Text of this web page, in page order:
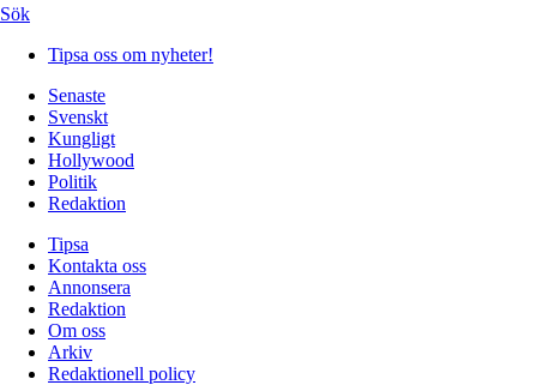
Sök
Tipsa oss om nyheter!
Senaste
Svenskt
Kungligt
Hollywood
Politik
Redaktion
Tipsa
Kontakta oss
Annonsera
Redaktion
Om oss
Arkiv
Redaktionell policy